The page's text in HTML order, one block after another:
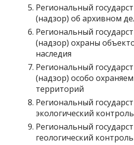
Региональный
(надзор) об архивном
Региональный
(надзор) охраны
наследия
Региональный
(надзор) особо
территорий
Региональный
экологический
Региональный
геологический